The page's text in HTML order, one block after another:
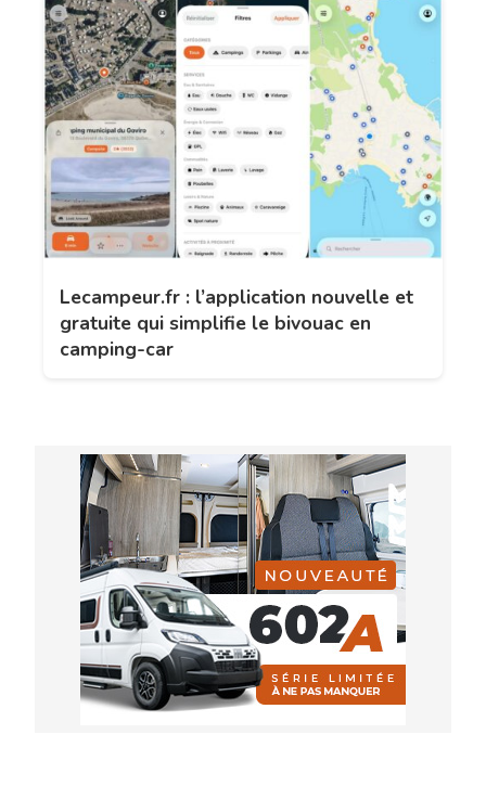
Lecampeur.fr : l’application nouvelle et
gratuite qui simplifie le bivouac en
camping-car